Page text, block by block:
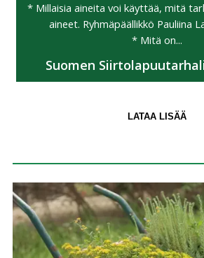
* Millaisia aineita voi käyttää, mitä
aineet. Ryhmäpäällikkö Pauliina
* Mitä on...
Suomen
LATAA LISÄÄ